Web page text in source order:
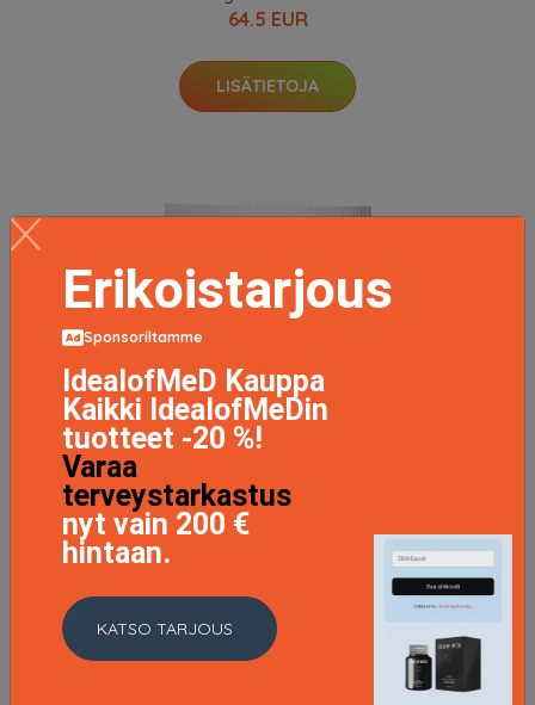
64.5 EUR
LISÄTIETOJA
Erikoistarjous
Sponsoriltamme
IdealofMeD Kauppa
Kaikki IdealofMeDin
tuotteet -20 %!
Varaa
terveystarkastus
nyt vain 200 €
hintaan.
KATSO TARJOUS